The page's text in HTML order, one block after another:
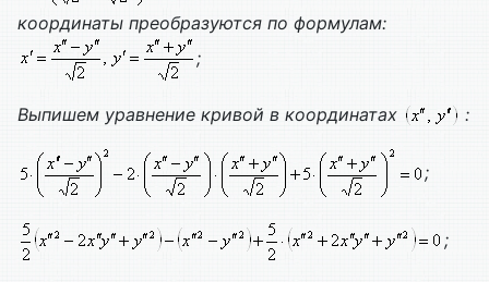
координаты преобразуются по формулам:
;
Выпишем уравнение кривой в координатах :
;
;